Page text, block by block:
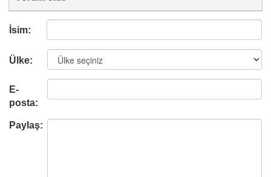
İsim:
Ülke:
E-
posta:
Paylaş: